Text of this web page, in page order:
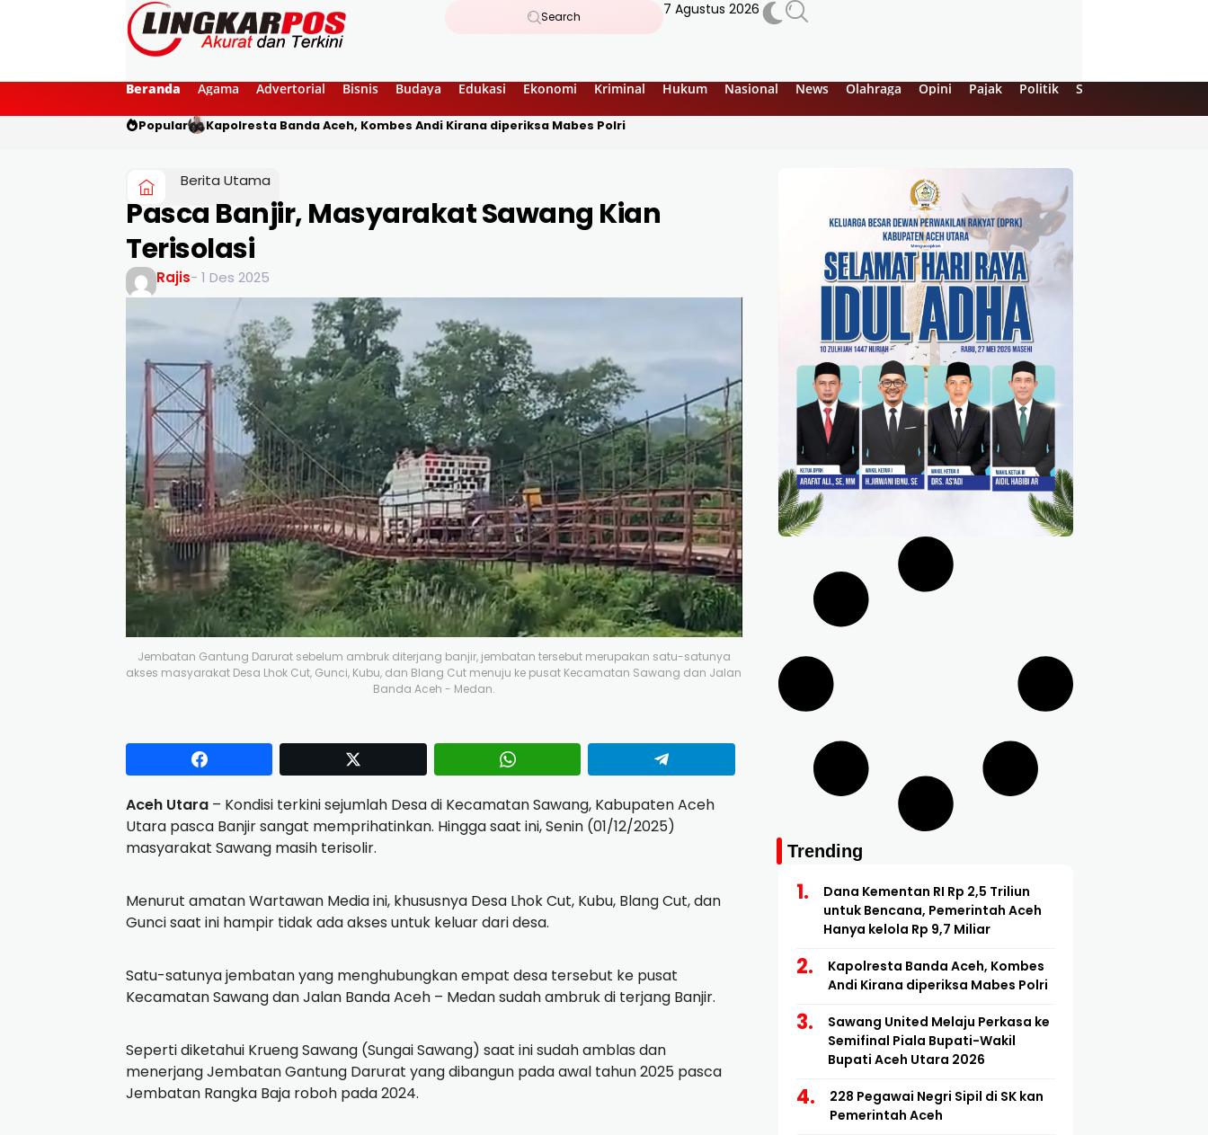
Search 7 Agustus 2026
Beranda Agama Advertorial Bisnis Budaya Edukasi Ekonomi Kriminal Hukum Nasional News Olahraga Opini Pajak Politik Sejarah
Popular Kapolresta Banda Aceh, Kombes Andi Kirana diperiksa Mabes Polri
Berita Utama
Pasca Banjir, Masyarakat Sawang Kian
Terisolasi
Rajis- 1 Des 2025
Jembatan Gantung Darurat sebelum ambruk diterjang banjir, jembatan tersebut merupakan satu-satunya
akses masyarakat Desa Lhok Cut, Gunci, Kubu, dan Blang Cut menuju ke pusat Kecamatan Sawang dan Jalan
Banda Aceh - Medan.
Aceh Utara – Kondisi terkini sejumlah Desa di Kecamatan Sawang, Kabupaten Aceh
Utara pasca Banjir sangat memprihatinkan. Hingga saat ini, Senin (01/12/2025)
masyarakat Sawang masih terisolir.
Menurut amatan Wartawan Media ini, khususnya Desa Lhok Cut, Kubu, Blang Cut, dan
Gunci saat ini hampir tidak ada akses untuk keluar dari desa.
Satu-satunya jembatan yang menghubungkan empat desa tersebut ke pusat
Kecamatan Sawang dan Jalan Banda Aceh – Medan sudah ambruk di terjang Banjir.
Seperti diketahui Krueng Sawang (Sungai Sawang) saat ini sudah amblas dan
menerjang Jembatan Gantung Darurat yang dibangun pada awal tahun 2025 pasca
Jembatan Rangka Baja roboh pada 2024.
Trending
Dana Kementan RI Rp 2,5 Triliun
untuk Bencana, Pemerintah Aceh
Hanya kelola Rp 9,7 Miliar
Kapolresta Banda Aceh, Kombes
Andi Kirana diperiksa Mabes Polri
Sawang United Melaju Perkasa ke
Semifinal Piala Bupati-Wakil
Bupati Aceh Utara 2026
228 Pegawai Negri Sipil di SK kan
Pemerintah Aceh